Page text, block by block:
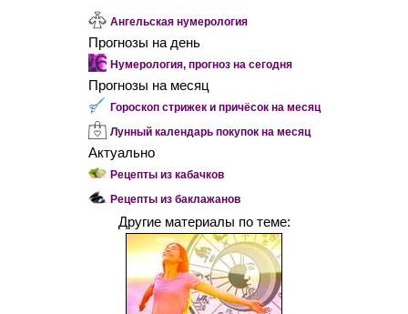
Ангельская нумерология
Прогнозы на день
Нумерология, прогноз на сегодня
Прогнозы на месяц
Гороскоп стрижек и причёсок на месяц
Лунный календарь покупок на месяц
Актуально
Рецепты из кабачков
Рецепты из баклажанов
Другие материалы по теме: